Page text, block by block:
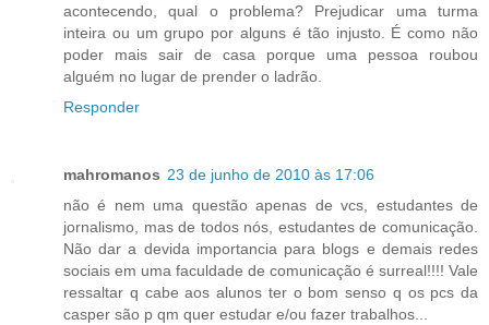
acontecendo, qual o problema? Prejudicar uma turma
inteira ou um grupo por alguns é tão injusto. É como não
poder mais sair de casa porque uma pessoa roubou
alguém no lugar de prender o ladrão.
Responder
mahromanos 23 de junho de 2010 às 17:06
não é nem uma questão apenas de vcs, estudantes de
jornalismo, mas de todos nós, estudantes de comunicação.
Não dar a devida importancia para blogs e demais redes
sociais em uma faculdade de comunicação é surreal!!!! Vale
ressaltar q cabe aos alunos ter o bom senso q os pcs da
casper são p qm quer estudar e/ou fazer trabalhos...